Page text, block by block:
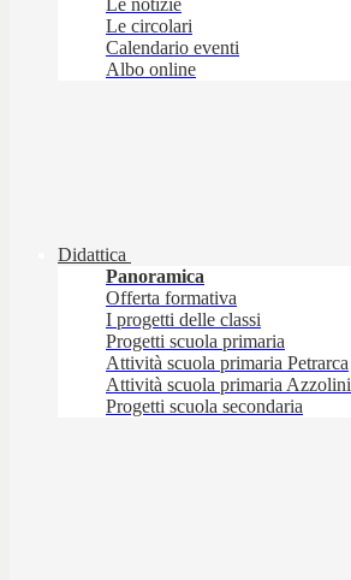
Le notizie
Le circolari
Calendario eventi
Albo online
Didattica
Panoramica
Offerta formativa
I progetti delle classi
Progetti scuola primaria
Attività scuola primaria Petrarca
Attività scuola primaria Azzolini
Progetti scuola secondaria